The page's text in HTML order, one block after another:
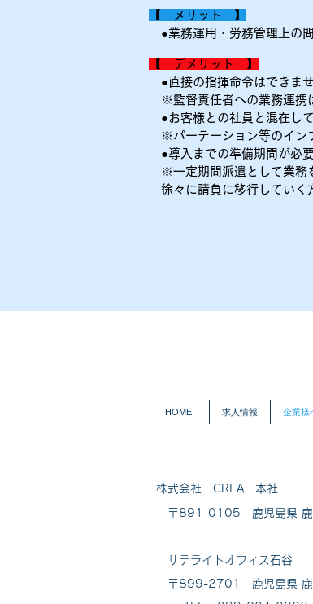
【 メリット 】
●業務運用・労務管理上の問
【 デメリット 】
●直接の指揮命令はできませ
※監督責任者への業務連携
●お客様との社員と混在して
※パーテーション等のイン
●導入までの準備期間が必要
※一定期間派遣として業務
徐々に請負に移行していく
HOME 求人情報 企業様
株式会社 CREA 本社
〒891-0105 鹿児島県 鹿
サテライトオフィス石谷
〒899-2701 鹿児島県 鹿